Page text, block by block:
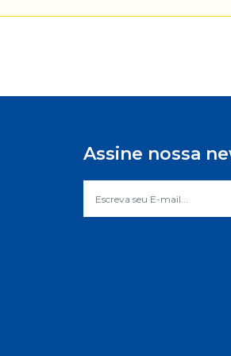
Assine nossa